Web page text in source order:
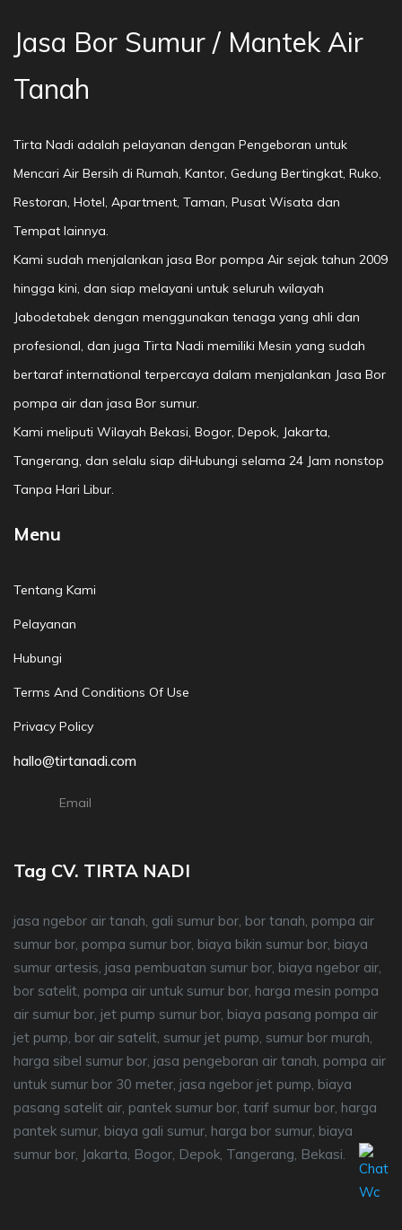
Jasa Bor Sumur / Mantek Air
Tanah
Tirta Nadi adalah pelayanan dengan Pengeboran untuk
Mencari Air Bersih di Rumah, Kantor, Gedung Bertingkat, Ruko,
Restoran, Hotel, Apartment, Taman, Pusat Wisata dan
Tempat lainnya.
Kami sudah menjalankan jasa Bor pompa Air sejak tahun 2009
hingga kini, dan siap melayani untuk seluruh wilayah
Jabodetabek dengan menggunakan tenaga yang ahli dan
profesional, dan juga Tirta Nadi memiliki Mesin yang sudah
bertaraf international terpercaya dalam menjalankan Jasa Bor
pompa air dan jasa Bor sumur.
Kami meliputi Wilayah Bekasi, Bogor, Depok, Jakarta,
Tangerang, dan selalu siap diHubungi selama 24 Jam nonstop
Tanpa Hari Libur.
Menu
Tentang Kami
Pelayanan
Hubungi
Terms And Conditions Of Use
Privacy Policy
hallo@tirtanadi.com
Email
Tag CV. TIRTA NADI
jasa ngebor air tanah, gali sumur bor, bor tanah, pompa air
sumur bor, pompa sumur bor, biaya bikin sumur bor, biaya
sumur artesis, jasa pembuatan sumur bor, biaya ngebor air,
bor satelit, pompa air untuk sumur bor, harga mesin pompa
air sumur bor, jet pump sumur bor, biaya pasang pompa air
jet pump, bor air satelit, sumur jet pump, sumur bor murah,
harga sibel sumur bor, jasa pengeboran air tanah, pompa air
untuk sumur bor 30 meter, jasa ngebor jet pump, biaya
pasang satelit air, pantek sumur bor, tarif sumur bor, harga
pantek sumur, biaya gali sumur, harga bor sumur, biaya
sumur bor, Jakarta, Bogor, Depok, Tangerang, Bekasi.